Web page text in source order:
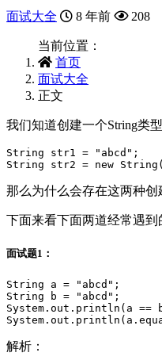
面试大全 8 年前 208
当前位置：
首页
面试大全
正文
我们知道创建一个String类
String str1 = "abcd";
那么为什么会存在这两种
下面来看下面两道经常遇到
面试题1：
String a = "abcd";
String b = "abcd";
System.out.println(a
解析：